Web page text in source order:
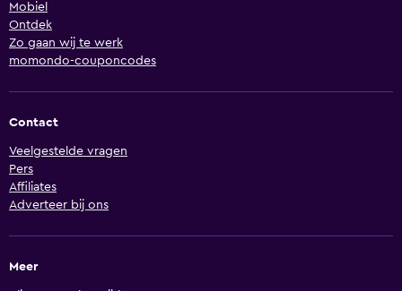
Mobiel
Ontdek
Zo gaan wij te werk
momondo-couponcodes
Contact
Veelgestelde vragen
Pers
Affiliates
Adverteer bij ons
Meer